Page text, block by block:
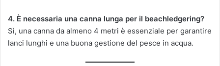
4. È necessaria una canna lunga per il beachledgering?
Sì, una canna da almeno 4 metri è essenziale per garantire
lanci lunghi e una buona gestione del pesce in acqua.